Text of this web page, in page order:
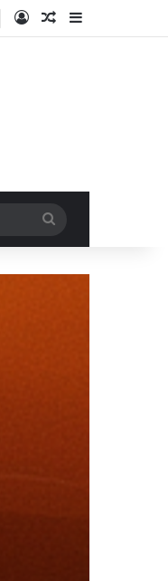
Anmelden
Zufälliger
Sidebar
nach